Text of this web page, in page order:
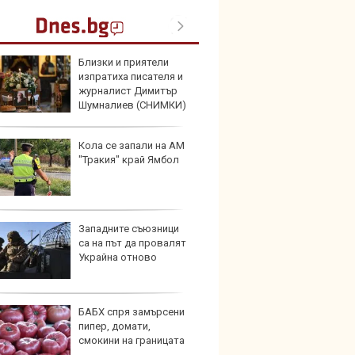
Близки и приятели
изпратиха писателя и
журналист Димитър
Шумналиев (СНИМКИ)
Кола се запали на АМ
"Тракия" край Ямбол
Западните съюзници
са на път да провалят
Украйна отново
БАБХ спря замърсени
пипер, домати,
смокини на границата